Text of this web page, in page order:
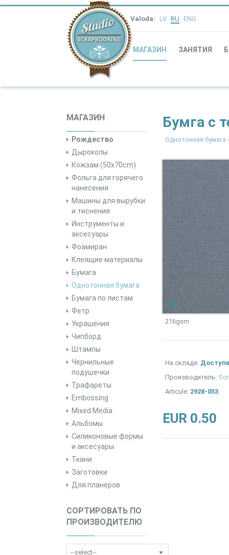
Valoda: LV RU ENG
МАГАЗИН ЗАНЯТИЯ
МАГАЗИН
Рождество
Дыроколы
Кожзам (50x70cm)
Фольга для горячего
нанесения
Машины для вырубки
и тиснения
Инструменты и
аксесуары
Фоамиран
Клеящие материалы
Бумага
Однотонная бумага
Бумага по листам
Фетр
Украшения
Чипборд
Штампы
Чернильные
подушечки
Трафареты
Embossing
Mixed Media
Альбомы
Силиконовые формы
и аксесуары
Ткани
Заготовки
Для планеров
СОРТИРОВАТЬ ПО
ПРОИЗВОДИТЕЛЮ
Бумга с
Однотонная бумага
216gsm
На складе:
Производитель:
Articule: 2928-053
EUR 0.50